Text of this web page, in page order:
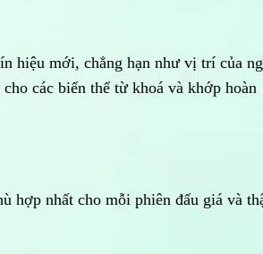
hiệu mới, chẳng hạn như vị trí của
các biến thể từ khoá và khớp hoàn
hợp nhất cho mỗi phiên đấu giá và